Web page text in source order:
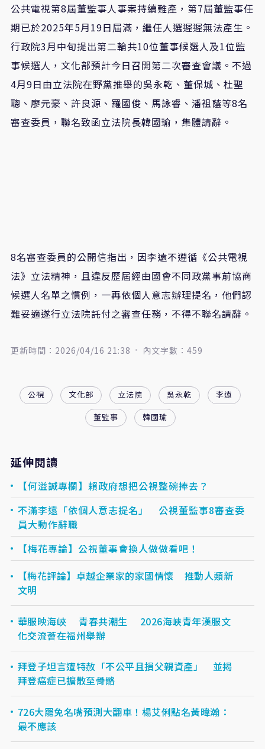
公共電視第8屆董監事人事案持續難產，第7屆董監事任
期已於2025年5月19日屆滿，繼任人選遲遲無法產生。
行政院3月中旬提出第二輪共10位董事候選人及1位監
事候選人，文化部預計今日召開第二次審查會議。不過
4月9日由立法院在野黨推舉的吳永乾、董保城、杜聖
聰、廖元豪、許良源、羅國俊、馬詠睿、潘祖蔭等8名
審查委員，聯名致函立法院長韓國瑜，集體請辭。
8名審查委員的公開信指出， 因李遠不遵循《公共電視
法》立法精神，且違反歷屆經由國會不同政黨事前協商
候選人名單之慣例，一再依個人意志辦理提名，他們認
難妥適遂行立法院託付之審查任務，不得不聯名請辭。
更新時間：2026/04/16 21:38 內文字數：459
公視 文化部 立法院 吳永乾
李遠
董監事
韓國瑜
延伸閱讀
【何溢誠專欄】賴政府想把公視整碗捧去？
不滿李遠「依個人意志提名」 公視董監事8審查委
員大動作辭職
【梅花專論】公視董事會換人做做看吧！
【梅花評論】卓越企業家的家國情懷 推動人類新
文明
華服映海峽 青春共潮生 2026海峽青年漢服文
化交流薈在福州舉辦
拜登子坦言遭特赦「不公平且損父親資產」 並揭
拜登癌症已擴散至骨骼
726大罷免名嘴預測大翻車！楊艾俐點名黃暐瀚：
最不應該